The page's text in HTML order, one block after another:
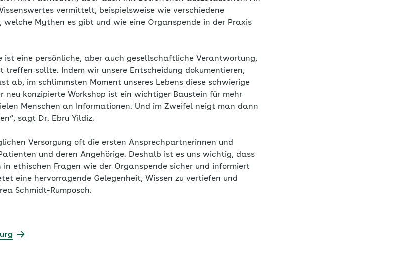
vermittelt, beispielsweise wie verschiedene
welche Mythen es gibt und wie eine Organspende in der Praxis
ist eine persönliche, aber auch gesellschaftliche Verantwortung,
treffen sollte. Indem wir unsere Entscheidung dokumentieren,
ab, im schlimmsten Moment unseres Lebens diese schwierige
neu konzipierte Workshop ist ein wichtiger Baustein für mehr
Menschen an Informationen. Und im Zweifel neigt man dann
sagt Dr. Ebru Yildiz.
Versorgung oft die ersten Ansprechpartnerinnen und
und deren Angehörige. Deshalb ist es uns wichtig, dass
ethischen Fragen wie der Organspende sicher und informiert
eine hervorragende Gelegenheit, Wissen zu vertiefen und
Schmidt-Rumposch.